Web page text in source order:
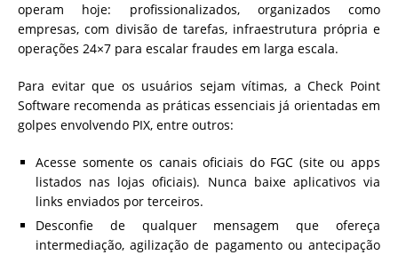
operam hoje: profissionalizados, organizados como
empresas, com divisão de tarefas, infraestrutura própria e
operações 24×7 para escalar fraudes em larga escala.
Para evitar que os usuários sejam vítimas, a Check Point
Software recomenda as práticas essenciais já orientadas em
golpes envolvendo PIX, entre outros:
Acesse somente os canais oficiais do FGC (site ou apps
listados nas lojas oficiais). Nunca baixe aplicativos via
links enviados por terceiros.
Desconfie de qualquer mensagem que ofereça
intermediação, agilização de pagamento ou antecipação